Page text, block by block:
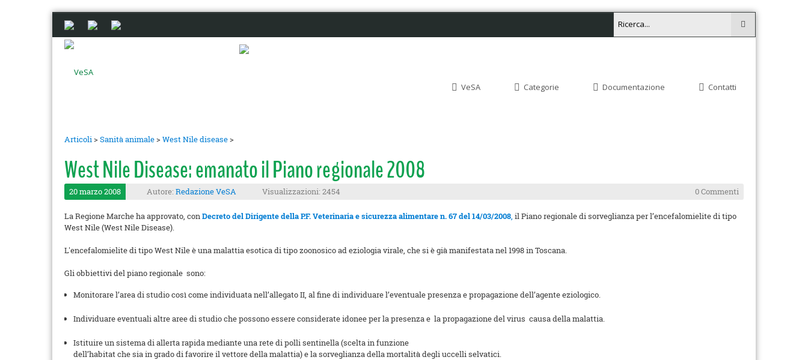
VeSA Categorie Documentazione Contatti
Articoli>Sanità animale>West Nile disease>
West Nile Disease: emanato il Piano regionale 2008
20 marzo 2008 Autore: Redazione VeSA Visualizzazioni: 2454 0 Commenti
La Regione Marche ha approvato, conDecreto del Dirigente della P.F. Veterinaria e sicurezza alimentare n. 67 del 14/03/2008, il Piano regionale di sorveglianza per l’encefalomielite di tipo
West Nile (West Nile Disease).
L'encefalomielite di tipo West Nile è una malattia esotica di tipo zoonosico ad eziologia virale, che si è già manifestata nel 1998 in Toscana.
Gli obbiettivi del piano regionale sono:
Monitorare l’area di studio così come individuata nell’allegato II, al fine di individuare l’eventuale presenza e propagazione dell’agente eziologico.
Individuare eventuali altre aree di studio che possono essere considerate idonee per la presenza e la propagazione del virus causa della malattia.
Istituire un sistema di allerta rapida mediante una rete di polli sentinella (scelta in funzione
dell’habitat che sia in grado di favorire il vettore della malattia) e la sorveglianza della mortalità degli uccelli selvatici.